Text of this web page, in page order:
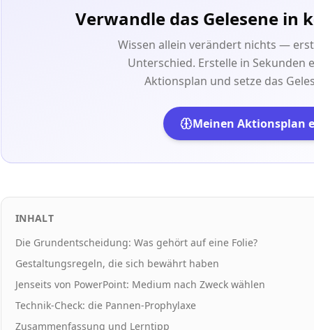
Verwandle das Gelesene in
Wissen allein verändert nichts —
Unterschied. Erstelle in Sekunden
Aktionsplan und setze das
Meinen Aktionsplan
INHALT
Die Grundentscheidung: Was gehört auf eine Folie?
Gestaltungsregeln, die sich bewährt haben
Jenseits von PowerPoint: Medium nach Zweck wählen
Technik-Check: die Pannen-Prophylaxe
Zusammenfassung und Lerntipp